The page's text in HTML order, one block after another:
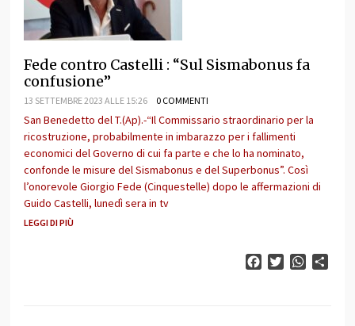
Fede contro Castelli : “Sul Sismabonus fa
confusione”
13 SETTEMBRE 2023 ALLE 15:26 0 COMMENTI
San Benedetto del T.(Ap).-“Il Commissario straordinario per la
ricostruzione, probabilmente in imbarazzo per i fallimenti
economici del Governo di cui fa parte e che lo ha nominato,
confonde le misure del Sismabonus e del Superbonus”. Così
l’onorevole Giorgio Fede (Cinquestelle) dopo le affermazioni di
Guido Castelli, lunedì sera in tv
LEGGI DI PIÙ
FacebookTwitter